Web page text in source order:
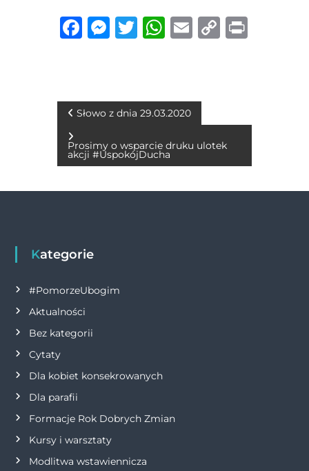
F
b
o
o
M
n
g
er
T
r
W
A
p
p
E
C
n
k
N
a
c
j
a
w
p
i
Słowo z dnia 29.03.2020
Prosimy o wsparcie druku ulotek
akcji #UspokójDucha
Kategorie
#PomorzeUbogim
Aktualności
Bez kategorii
Cytaty
Dla kobiet konsekrowanych
Dla parafii
Formacje Rok Dobrych Zmian
Kursy i warsztaty
Modlitwa wstawiennicza